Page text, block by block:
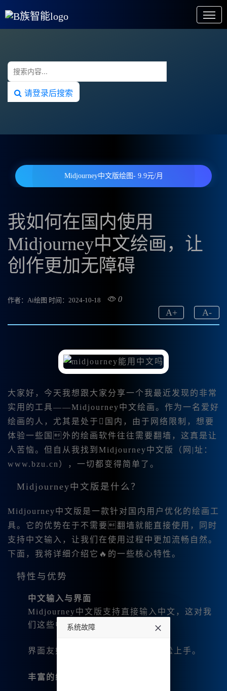
请登录后搜索
Midjourney中文版绘图- 9.9元/月
我如何在国内使用
Midjourney中文绘画，让
创作更加无障碍
作者：Ai绘图 时间：2024-10-18 0
A-
A+
大家好，今天我想跟大家分享一个我最近发现的非常
实用的工具——Midjourney中文绘画。作为一名爱好
绘画的人，尤其是处于国内，由于网络限制，想要
体验一些国外的绘画软件往往需要翻墙，这真是让
人苦恼。但自从我找到Midjourney中文版（网|址：
www.bzu.cn），一切都变得简单了。
Midjourney中文版是什么？
Midjourney中文版是一款针对国内用户优化的绘画工
具。它的优势在于不需要翻墙就能直接使用，同时
支持中文输入，让我们在使用过程中更加流畅自然。
下面，我将详细介绍它🔥的一些核心特性。
特性与优势
中文输入与界面
Midjourney中文版支持直接输入中文，这对我
们这些中文用户来说真是太方便了。
界面友好，所有操作一目了然，轻松上手。
丰富的绘画功能
系统故障